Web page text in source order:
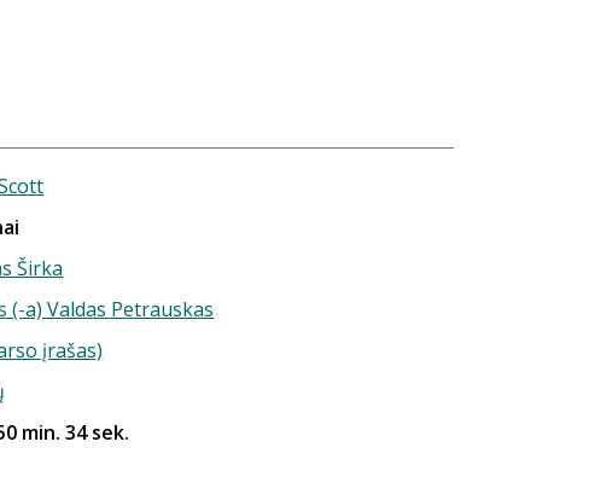
Širka
(-a) Valdas Petrauskas
įrašas)
min. 34 sek.